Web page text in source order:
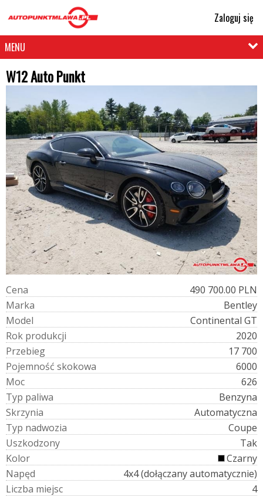
Zaloguj się
MENU
W12 Auto Punkt
Cena
490 700.00 PLN
Marka
Bentley
Model
Continental GT
Rok produkcji
2020
Przebieg
17 700
Pojemność skokowa
6000
Moc
626
Typ paliwa
Benzyna
Skrzynia
Automatyczna
Typ nadwozia
Coupe
Uszkodzony
Tak
Kolor
Czarny
Napęd
4x4 (dołączany automatycznie)
Liczba miejsc
4